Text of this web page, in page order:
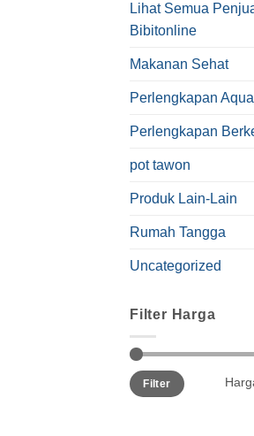
Lihat Semua
Bibitonline
Makanan Sehat
Perlengkapan
Perlengkapan
pot tawon
Produk Lain-Lain
Rumah Tangga
Uncategorized
Filter Harga
Filter